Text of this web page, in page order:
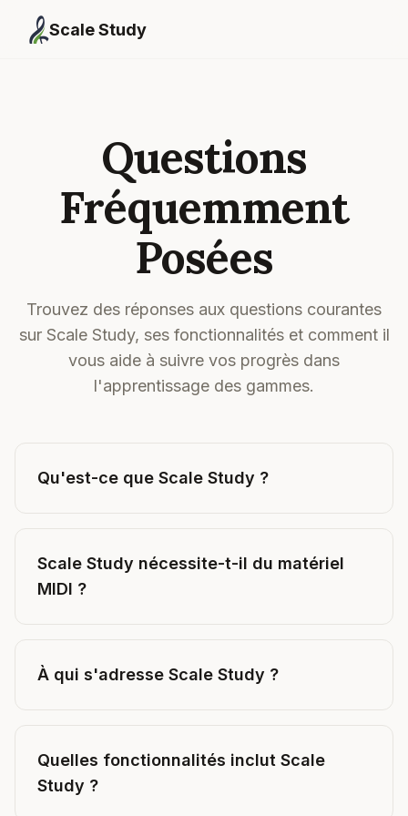
Scale Study
Questions
Fréquemment
Posées
Trouvez des réponses aux questions courantes
sur Scale Study, ses fonctionnalités et comment il
vous aide à suivre vos progrès dans
l'apprentissage des gammes.
Qu'est-ce que Scale Study ?
Scale Study nécessite-t-il du matériel
MIDI ?
À qui s'adresse Scale Study ?
Quelles fonctionnalités inclut Scale
Study ?